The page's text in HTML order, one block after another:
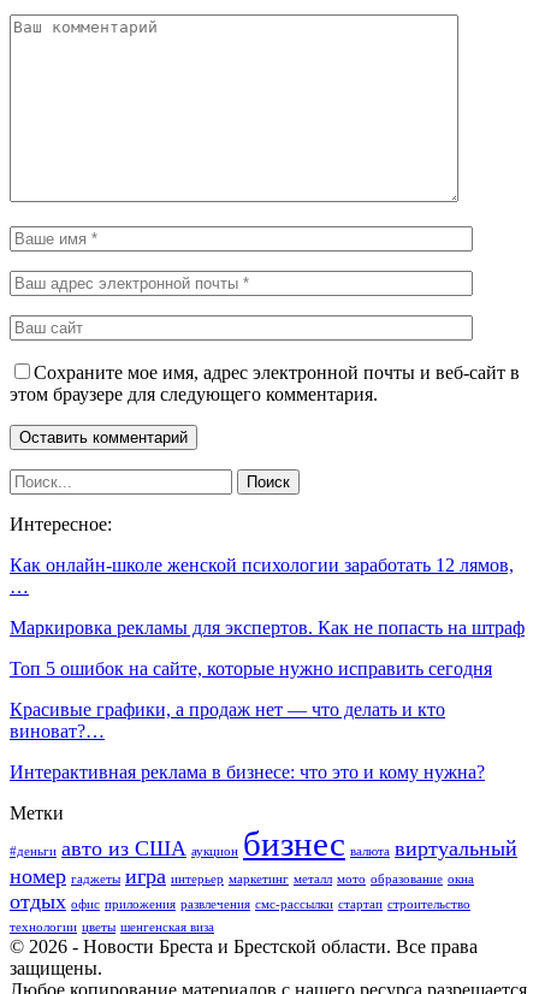
Сохраните мое имя, адрес электронной почты и веб-сайт в
этом браузере для следующего комментария.
Интересное:
Как онлайн-школе женской психологии заработать 12 лямов,
…
Маркировка рекламы для экспертов. Как не попасть на штраф
Топ 5 ошибок на сайте, которые нужно исправить сегодня
Красивые графики, а продаж нет — что делать и кто
виноват?…
Интерактивная реклама в бизнесе: что это и кому нужна?
Метки
#деньги авто из США аукцион бизнес валюта виртуальный
номер гаджеты игра интерьер маркетинг металл мото образование окна
отдых офис приложения развлечения смс-рассылки стартап строительство
технологии цветы шенгенская виза
© 2026 - Новости Бреста и Брестской области. Все права
защищены.
Любое копирование материалов с нашего ресурса разрешается